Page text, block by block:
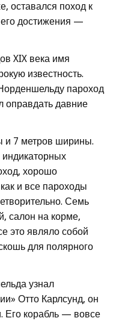
оставался поход к
достижения —
XIX века имя
известность.
пароход
давние
и 7 метров ширины.
хорошо
и все пароходы
Семь
салон на корме,
это являло собой
для полярного
узнал
Отто Карлсунд, он
Его корабль — вовсе